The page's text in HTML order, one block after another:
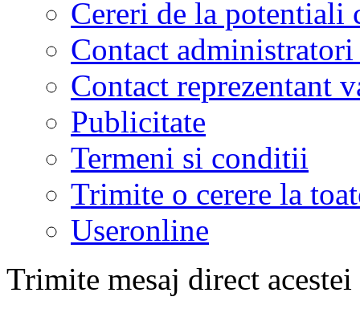
Cereri de la potentiali
Contact
Contact reprezentant
Publicitate
Termeni si conditii
Trimite o cerere la
Useronline
Trimite mesaj direct